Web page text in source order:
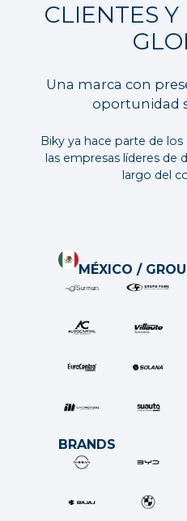
CLIENTES
Una marca con
oportunidad
Biky ya hace parte de
las empresas líderes de
largo del
MÉXICO /
BRANDS